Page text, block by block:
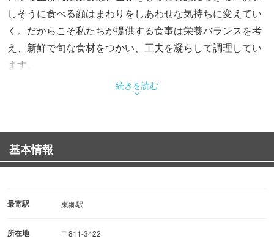
しそうに食べる顔はまわりをしあわせな気持ちに変えてい
く。だからこそ私たちが提供する食事は栄養バランスを考
え、新鮮で旬な食材をつかい、工夫を凝らして調理してい
ます。
さあ、今日の自分に。今日という日に。とびきりのおいし
続きを読む
基本情報
最寄駅 東郷駅
所在地
〒811-3422